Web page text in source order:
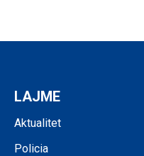
LAJME
Aktualitet
Policia